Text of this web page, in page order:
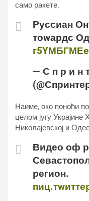
само ракете.
Руссиан
тоwардс
— С п р и н
Наиме, око поноћи
целом југу Украјине
Николајевској и
Видео оф
регион.